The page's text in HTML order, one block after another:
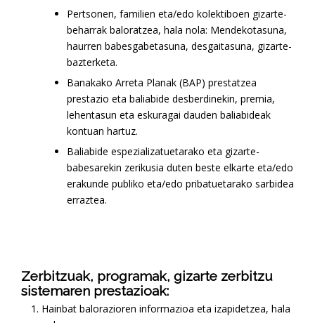
Pertsonen, familien eta/edo kolektiboen gizarte-
beharrak baloratzea, hala nola: Mendekotasuna,
haurren babesgabetasuna, desgaitasuna, gizarte-
bazterketa.
Banakako Arreta Planak (BAP) prestatzea
prestazio eta baliabide desberdinekin, premia,
lehentasun eta eskuragai dauden baliabideak
kontuan hartuz.
Baliabide espezializatuetarako eta gizarte-
babesarekin zerikusia duten beste elkarte eta/edo
erakunde publiko eta/edo pribatuetarako sarbidea
erraztea.
Zerbitzuak, programak, gizarte zerbitzu
sistemaren prestazioak:
Hainbat balorazioren informazioa eta izapidetzea, hala